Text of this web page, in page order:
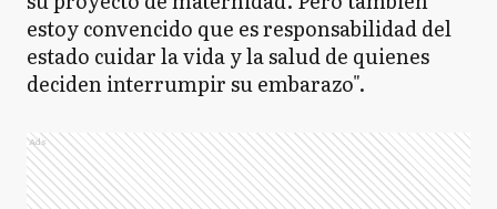
estoy convencido que es responsabilidad del
estado cuidar la vida y la salud de quienes
deciden interrumpir su embarazo".
Ads